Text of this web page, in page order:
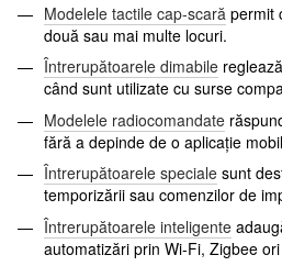
Modelele tactile cap-scară permit
două sau mai multe locuri.
Întrerupătoarele dimabile
când sunt utilizate cu surse
Modelele radiocomandate
fără a depinde de o aplicație
Întrerupătoarele speciale sunt
temporizării sau comenzilor de
Întrerupătoarele inteligente
automatizări prin Wi-Fi, Zigbee